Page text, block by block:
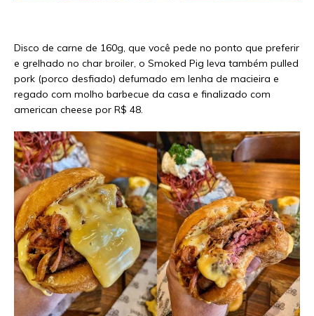
Disco de carne de 160g, que você pede no ponto que preferir
e grelhado no char broiler, o Smoked Pig leva também pulled
pork (porco desfiado) defumado em lenha de macieira e
regado com molho barbecue da casa e finalizado com
american cheese por R$ 48.